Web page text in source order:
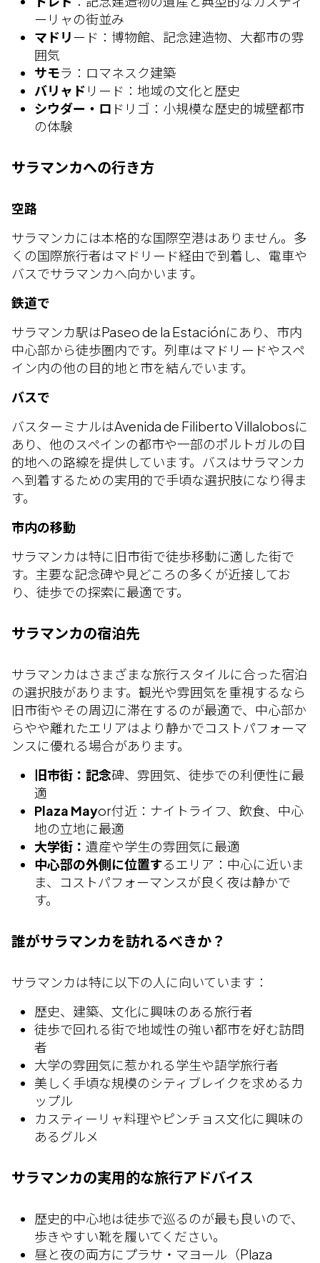
ーリャの街並み
マドリ ード：博物館、記念建造物、大都市の雰
囲気
サモラ：ロマネスク建築
バリャド リード：地域の文化と歴史
シウダー・ロ ドリゴ：小規模な歴史的城壁都市
の体験
サラマンカへの行き方
空路
サラマンカには本格的な国際空港はありません。多
くの国際旅行者はマドリード経由で到着し、電車や
バスでサラマンカへ向かいます。
鉄道で
サラマンカ駅はPaseo de la Estaciónにあり、市内
中心部から徒歩圏内です。列車はマドリードやスペ
イン内の他の目的地と市を結んでいます。
バスで
バスターミナルはAvenida de Filiberto Villalobosに
あり、他のスペインの都市や一部のポルトガルの目
的地への路線を提供しています。バスはサラマンカ
へ到着するための実用的で手頃な選択肢になり得ま
す。
市内の移動
サラマンカは特に旧市街で徒歩移動に適した街で
す。主要な記念碑や見どころの多くが近接してお
り、徒歩での探索に最適です。
サラマンカの宿泊先
サラマンカはさまざまな旅行スタイルに合った宿泊
の選択肢があります。観光や雰囲気を重視するなら
旧市街やその周辺に滞在するのが最適で、中心部か
らやや離れたエリアはより静かでコストパフォーマ
ンスに優れる場合があります。
旧市街：記念碑、雰囲気、徒歩での利便性に最
適
Plaza Mayor付近：ナイトライフ、飲食、中心
地の立地に最適
大学街： 遺産や学生の雰囲気に最適
中心部の外側に位置するエリア：中心に近いま
ま、コストパフォーマンスが良く夜は静かで
す。
誰がサラマンカを訪れるべきか？
サラマンカは特に以下の人に向いています：
歴史、建築、文化に興味のある旅行者
徒歩で回れる街で地域性の強い都市を好む訪問
者
大学の雰囲気に惹かれる学生や語学旅行者
美しく手頃な規模のシティブレイクを求めるカ
ップル
カスティーリャ料理やピンチョス文化に興味の
あるグルメ
サラマンカの実用的な旅行アドバイス
歴史的中心地は徒歩で巡るのが最も良いので、
歩きやすい靴を履いてください。
昼と夜の両方にプラサ・マヨール（Plaza